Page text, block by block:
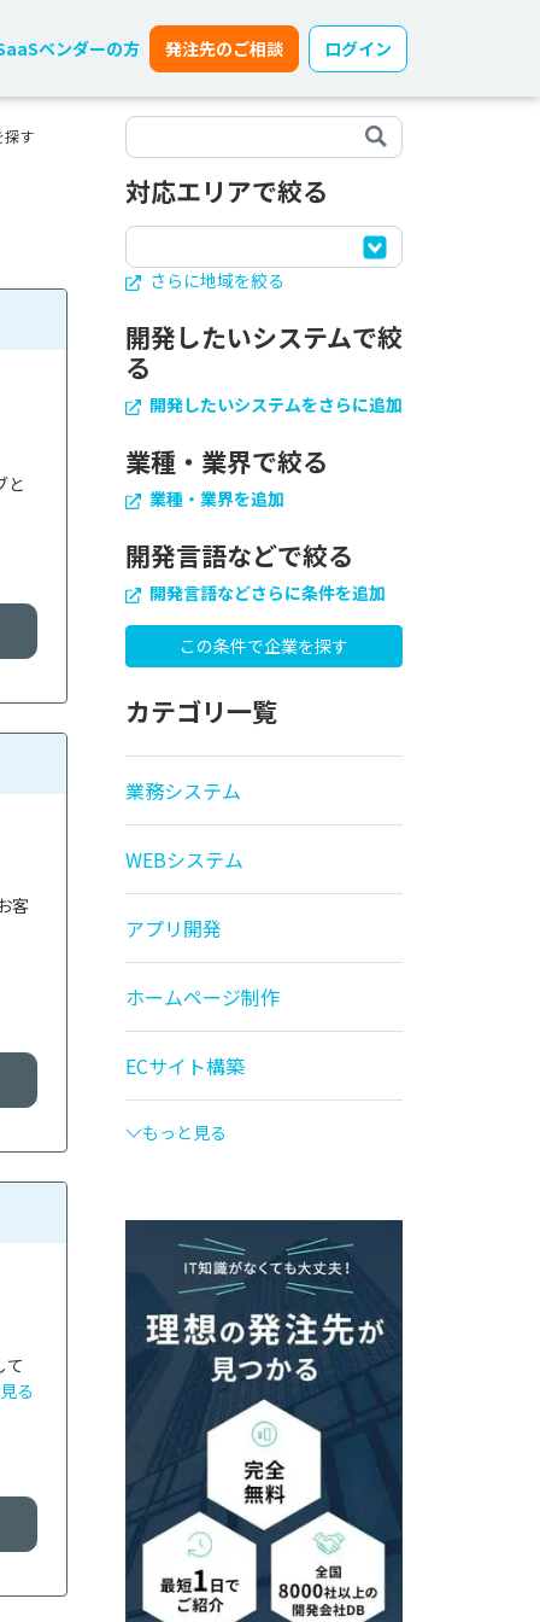
ベンダーの方 発注先のご相談 ログイン
探す
と
客
て
る
対応エリアで絞る
さらに地域を絞る
開発したいシステムで絞
る
開発したいシステムをさらに追加
業種・業界で絞る
業種・業界を追加
開発言語などで絞る
開発言語などさらに条件を追加
カテゴリ一覧
業務システム
WEBシステム
アプリ開発
ホームページ制作
ECサイト構築
もっと見る